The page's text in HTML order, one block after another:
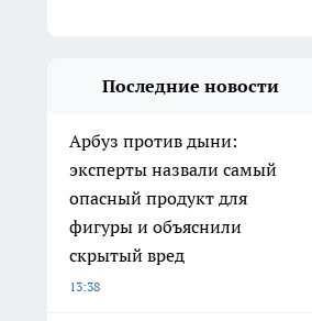
Последние новости
Арбуз против дыни:
эксперты назвали самый
опасный продукт для
фигуры и объяснили
скрытый вред
13:38